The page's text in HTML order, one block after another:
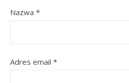
Nazwa *
Adres email *